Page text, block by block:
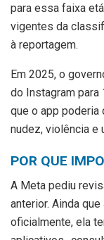
para essa faixa
vigentes da
à reportagem.
Em 2025, o
do Instagram para
que o app
nudez, violência e
POR QUE
A Meta pediu
anterior. Ainda
oficialmente, ela